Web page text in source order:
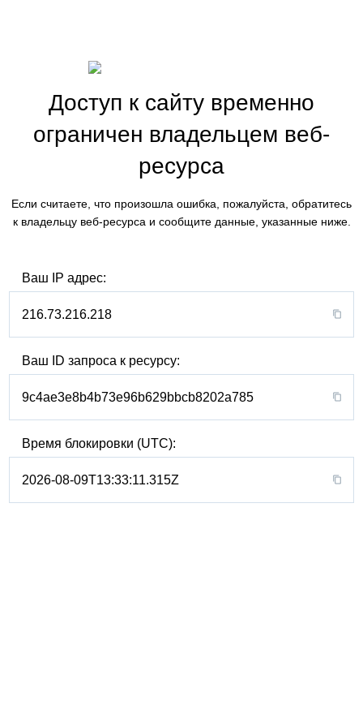
Доступ к сайту временно
ограничен владельцем веб-
ресурса
Если считаете, что произошла ошибка, пожалуйста, обратитесь
к владельцу веб-ресурса и сообщите данные, указанные ниже.
Ваш IP адрес:
216.73.216.218
Ваш ID запроса к ресурсу:
9c4ae3e8b4b73e96b629bbcb8202a785
Время блокировки (UTC):
2026-08-09T13:33:11.315Z